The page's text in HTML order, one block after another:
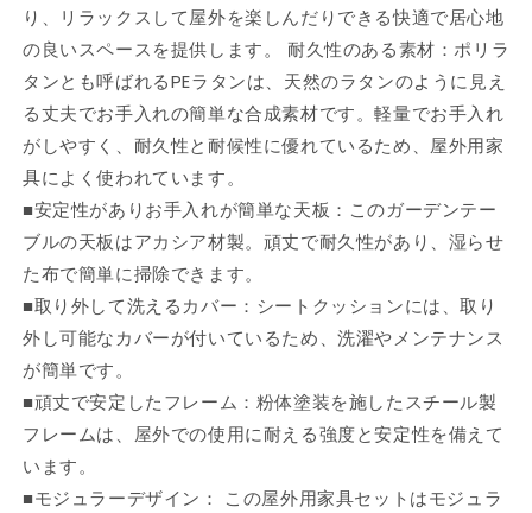
ョ
ン
付
き
グ
レ
ー
ポ
リ
ラ
タ
ン
家
具
ア
ウ
ト
ョ
ン
付
グ
レ
ー
ポ
リ
ラ
タ
ン
製
具
ア
ト
り、リラックスして屋外を楽しんだりできる快適で居心地
の良いスペースを提供します。 耐久性のある素材：ポリラ
タンとも呼ばれるPEラタンは、天然のラタンのように見え
る丈夫でお手入れの簡単な合成素材です。軽量でお手入れ
がしやすく、耐久性と耐候性に優れているため、屋外用家
具によく使われています。
■安定性がありお手入れが簡単な天板：このガーデンテー
ブルの天板はアカシア材製。頑丈で耐久性があり、湿らせ
た布で簡単に掃除できます。
■取り外して洗えるカバー：シートクッションには、取り
外し可能なカバーが付いているため、洗濯やメンテナンス
が簡単です。
■頑丈で安定したフレーム：粉体塗装を施したスチール製
フレームは、屋外での使用に耐える強度と安定性を備えて
います。
■モジュラーデザイン： この屋外用家具セットはモジュラ